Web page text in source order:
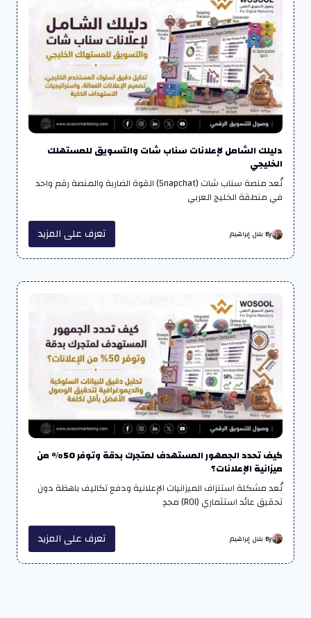
دليلك الشامل لإعلانات سناب شات والتسويق للمستهلك
الخليجي
تُعد منصة سناب شات (Snapchat) القوة الضاربة والمنصة رقم واحد
في منطقة الخليج العربي
By بلال إبراهيم تعرف على المزيد
كيف تحدد الجمهور المستهدف لمتجرك بدقة وتوفر 50% من
ميزانية الإعلانات؟
تُعد مشكلة استنزاف الميزانيات الإعلانية ودفع تكاليف باهظة دون
تحقيق عائد استثماري (ROI) مجدٍ
By بلال إبراهيم تعرف على المزيد